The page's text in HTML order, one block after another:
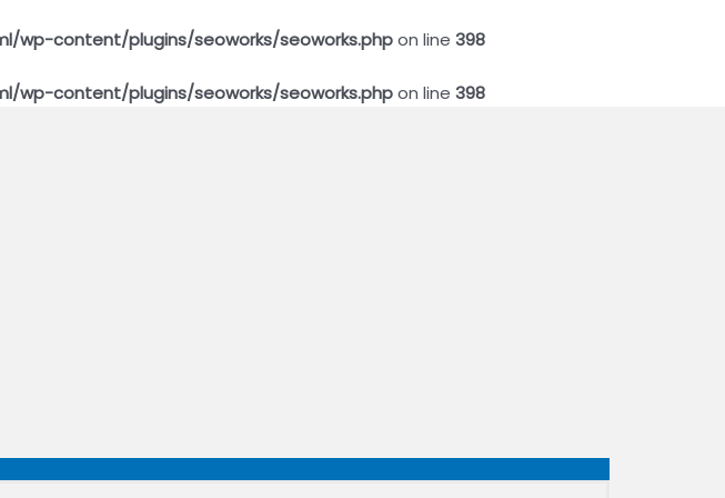
wp-content/plugins/seoworks/seoworks.phpon line 398
wp-content/plugins/seoworks/seoworks.phpon line 398